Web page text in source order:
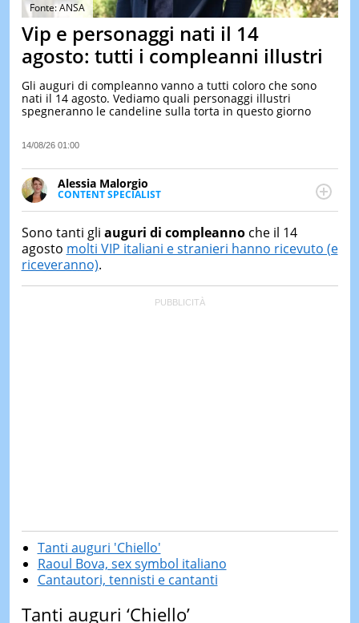
&
TEST
LE
DI
IERI
Fonte: ANSA
Vip e personaggi nati il 14
agosto: tutti i compleanni illustri
Gli auguri di compleanno vanno a tutti coloro che sono
nati il 14 agosto. Vediamo quali personaggi illustri
spegneranno le candeline sulla torta in questo giorno
14/08/26 01:00
Alessia Malorgio
CONTENT SPECIALIST
Ha conseguito un Master in Marketing Management
occupa della creazione di contenuti in ottica SEO e
dello sviluppo di strategie marketing attraverso
canali digitali.
Sono tanti gli auguri di compleannoche il 14
agosto molti VIP italiani e stranieri hanno ricevuto (e
riceveranno).
Tanti auguri 'Chiello'
Raoul Bova, sex symbol italiano
Cantautori, tennisti e cantanti
Tanti auguri ‘Chiello’